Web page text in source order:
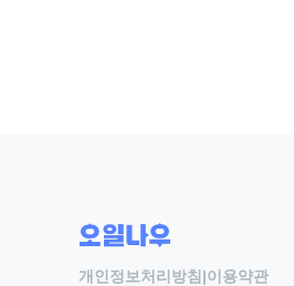
개인정보처리방침 |이용약관